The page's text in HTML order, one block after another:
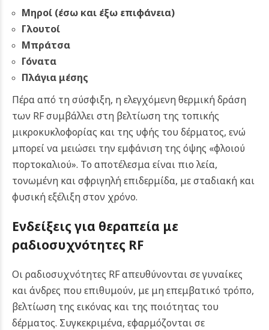
Μηροί (έσω και έξω επιφάνεια)
Γλουτοί
Μπράτσα
Γόνατα
Πλάγια μέσης
Πέρα από τη σύσφιξη, η ελεγχόμενη θερμική δράση
των RF συμβάλλει στη βελτίωση της τοπικής
μικροκυκλοφορίας και της υφής του δέρματος, ενώ
μπορεί να μειώσει την εμφάνιση της όψης «φλοιού
πορτοκαλιού». Το αποτέλεσμα είναι πιο λεία,
τονωμένη και σφριγηλή επιδερμίδα, με σταδιακή και
φυσική εξέλιξη στον χρόνο.
Ενδείξεις για θεραπεία με
ραδιοσυχνότητες RF
Οι ραδιοσυχνότητες RF απευθύνονται σε γυναίκες
και άνδρες που επιθυμούν, με μη επεμβατικό τρόπο,
βελτίωση της εικόνας και της ποιότητας του
δέρματος. Συγκεκριμένα, εφαρμόζονται σε